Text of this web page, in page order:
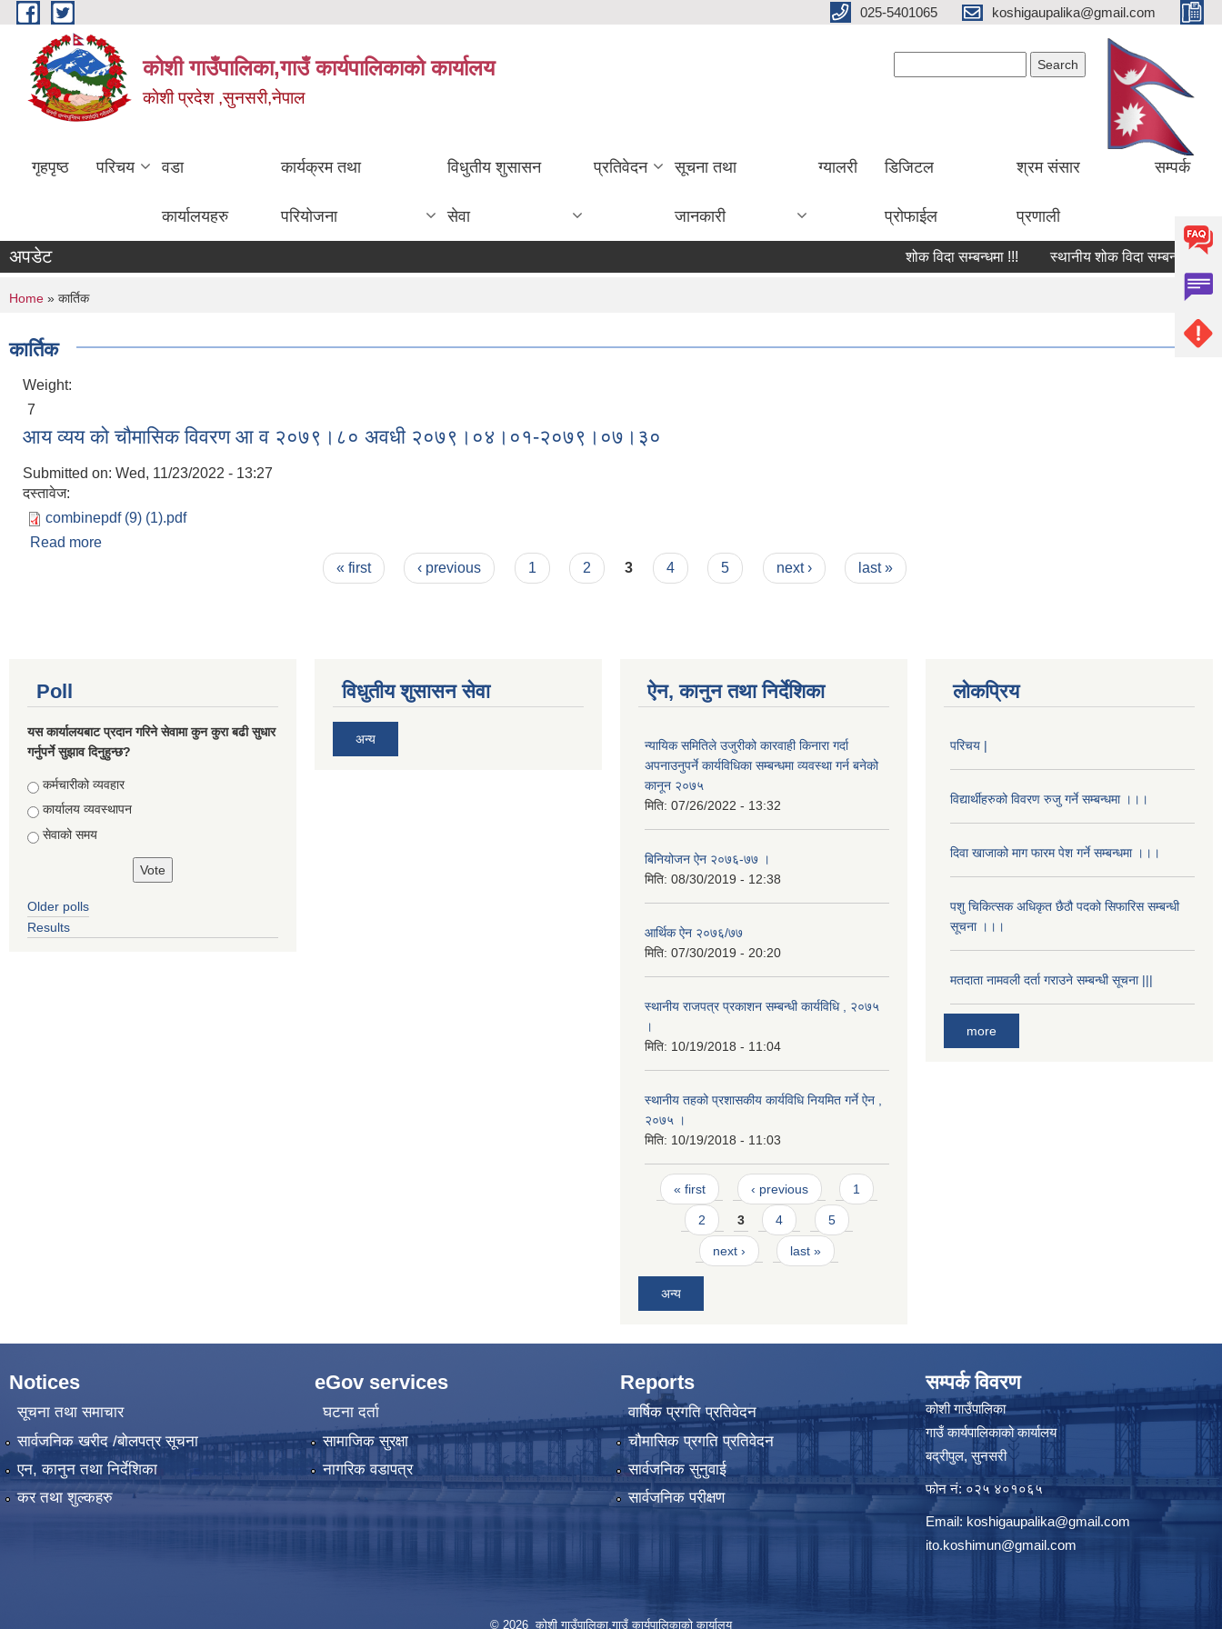
Skip to main content 025-5401065 koshigaupalika@gmail.com
कोशी गाउँपालिका,गाउँ कार्यपालिकाको कार्यालय
काेशी प्रदेश ,सुनसरी,नेपाल
गृहपृष्ठ परिचय वडा
कार्यालयहरु
कार्यक्रम तथा
परियोजना
विधुतीय शुसासन
सेवा
प्रतिवेदन सूचना तथा
जानकारी
ग्यालरी डिजिटल
प्रोफाईल
श्रम संसार
प्रणाली
सम्पर्क
अपडेट शोक विदा सम्बन्धमा !!!
You are here
Home » कार्तिक
कार्तिक
Weight:
7
आय व्यय को चौमासिक विवरण आ व २०७९।८० अवधी २०७९।०४।०१-२०७९।०७।३०
Submitted on: Wed, 11/23/2022 - 13:27
दस्तावेज:
combinepdf (9) (1).pdf
Read more
« first ‹ previous 1 2 3 4 5 next › last »
Poll
यस कार्यालयबाट प्रदान गरिने सेवामा कुन कुरा बढी सुधार
गर्नुपर्ने सुझाव दिनुहुन्छ?
Choices
कर्मचारीको व्यवहार
कार्यालय व्यवस्थापन
सेवाको समय
Older polls
Results
विधुतीय शुसासन सेवा
अन्य
ऐन, कानुन तथा निर्देशिका
न्यायिक समितिले उजुरीको कारवाही किनारा गर्दा
अपनाउनुपर्ने कार्यविधिका सम्बन्धमा व्यवस्था गर्न बनेको
कानून २०७५
मिति: 07/26/2022 - 13:32
बिनियोजन ऐन २०७६-७७ ।
मिति: 08/30/2019 - 12:38
आर्थिक ऐन २०७६/७७
मिति: 07/30/2019 - 20:20
स्थानीय राजपत्र प्रकाशन सम्बन्धी कार्यविधि , २०७५
।
मिति: 10/19/2018 - 11:04
स्थानीय तहको प्रशासकीय कार्यविधि नियमित गर्ने ऐन ,
२०७५ ।
मिति: 10/19/2018 - 11:03
Pages
« first ‹ previous 1
2 3 4 5
next › last »
अन्य
लोकप्रिय
परिचय |
विद्यार्थीहरुको विवरण रुजु गर्ने सम्बन्धमा ।।।
दिवा खाजाको माग फारम पेश गर्ने सम्बन्धमा ।।।
पशु चिकित्सक अधिकृत छैठौ पदको सिफारिस सम्बन्धी
सूचना ।।।
मतदाता नामवली दर्ता गराउने सम्बन्धी सूचना |||
more
Notices
सूचना तथा समाचार
सार्वजनिक खरीद /बोलपत्र सूचना
एन, कानुन तथा निर्देशिका
कर तथा शुल्कहरु
eGov services
घटना दर्ता
सामाजिक सुरक्षा
नागरिक वडापत्र
Reports
वार्षिक प्रगति प्रतिवेदन
चौमासिक प्रगति प्रतिवेदन
सार्वजनिक सुनुवाई
सार्वजनिक परीक्षण
सम्पर्क विवरण
कोशी गाउँपालिका
गाउँ कार्यपालिकाको कार्यालय
बद्रीपुल, सुनसरी
फोन नं: ०२५ ४०१०६५
Email: koshigaupalika@gmail.com
ito.koshimun@gmail.com
© 2026 कोशी गाउँपालिका,गाउँ कार्यपालिकाको कार्यालय